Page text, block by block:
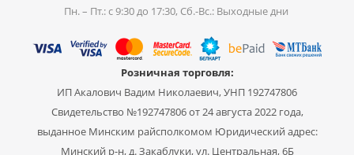
Пн. – Пт.: с 9:30 до 17:30, Сб.-Вс.: Выходные дни
Розничная торговля:
ИП Акалович Вадим Николаевич, УНП 192747806
Свидетельство №192747806 от 24 августа 2022 года,
выданное Минским райсполкомом Юридический адрес:
Минский р-н, д. Закаблуки, ул. Центральная, 6Б